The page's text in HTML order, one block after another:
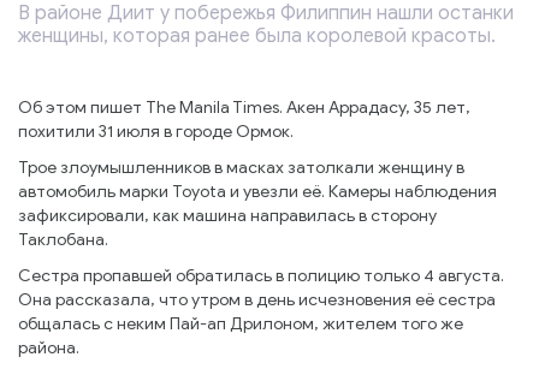
В районе Диит у побережья Филиппин нашли останки
женщины, которая ранее была королевой красоты.
Об этом пишет The Manila Times. Акен Аррадасу, 35 лет,
похитили 31 июля в городе Ормок.
Трое злоумышленников в масках затолкали женщину в
автомобиль марки Toyota и увезли её. Камеры наблюдения
зафиксировали, как машина направилась в сторону
Таклобана.
Сестра пропавшей обратилась в полицию только 4 августа.
Она рассказала, что утром в день исчезновения её сестра
общалась с неким Пай-ап Дрилоном, жителем того же
района.